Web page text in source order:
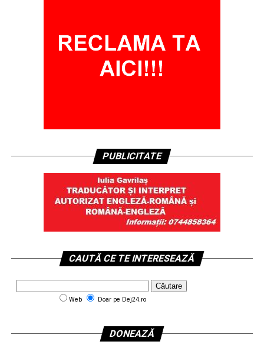
PUBLICITATE
CAUTĂ CE TE INTERESEAZĂ
Web Doar pe Dej24.ro
DONEAZĂ